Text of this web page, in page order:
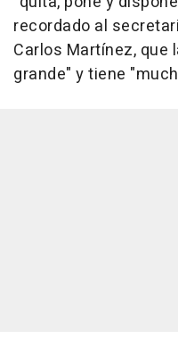
recordado al
Carlos Martínez, que
grande" y tiene